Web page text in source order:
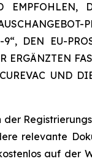
DEN EU-
UND
relevante
auf der